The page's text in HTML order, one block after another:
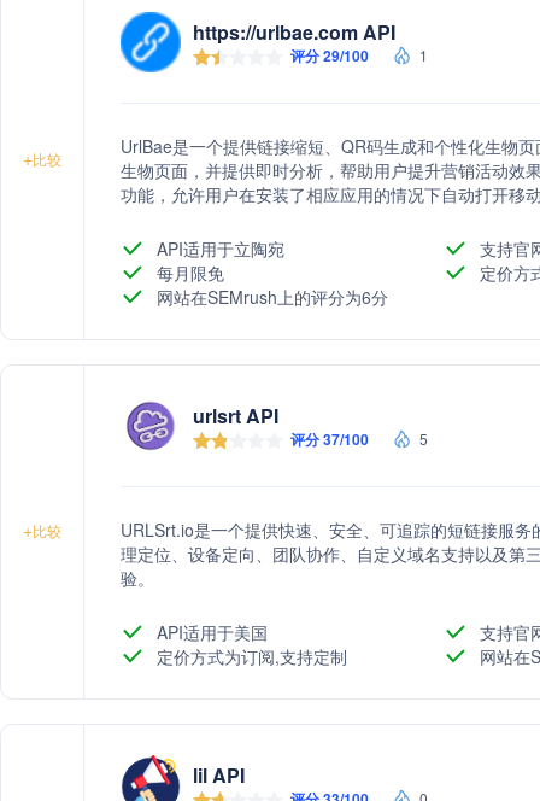
+比较
https://urlbae.com API
评分 29/100 1
UrlBae是一个提供链接缩短、QR码生成和个性化生物
生物页面，并提供即时分析，帮助用户提升营销活动效
功能，允许用户在安装了相应应用的情况下自动打开移
等，并通过开发者API支持与第三方应用的集成。
API适用于立陶宛
支持官
每月限免
定价方
网站在SEMrush上的评分为6分
+比较
urlsrt API
评分 37/100 5
URLSrt.io是一个提供快速、安全、可追踪的短链接服
理定位、设备定向、团队协作、自定义域名支持以及第
验。
API适用于美国
支持官
定价方式为订阅,支持定制
网站在
lil API